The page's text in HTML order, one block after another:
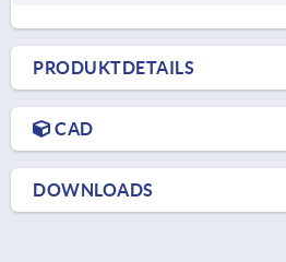
PRODUKTDETAILS
CAD
DOWNLOADS